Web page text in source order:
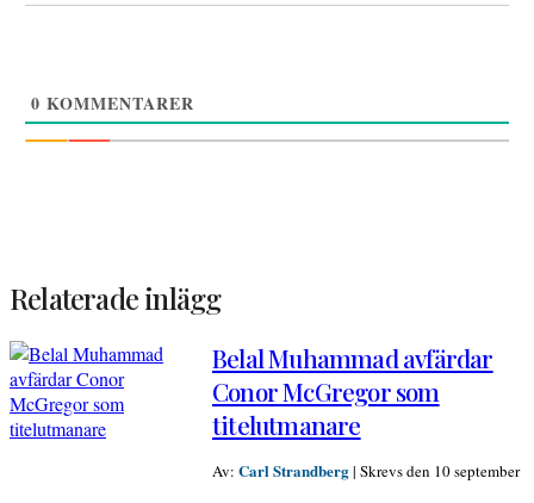
0 KOMMENTARER
Relaterade inlägg
Belal Muhammad avfärdar
Conor McGregor som
titelutmanare
Av: Carl Strandberg| Skrevs den 10 september